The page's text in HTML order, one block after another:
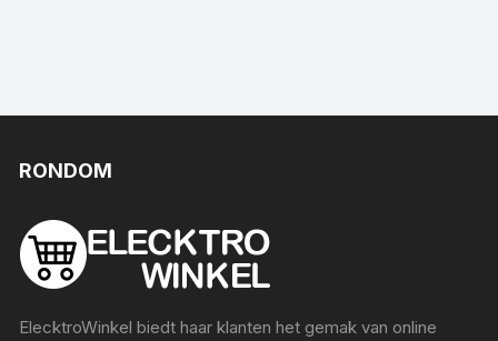
RONDOM
ElecktroWinkel biedt haar klanten het gemak van online